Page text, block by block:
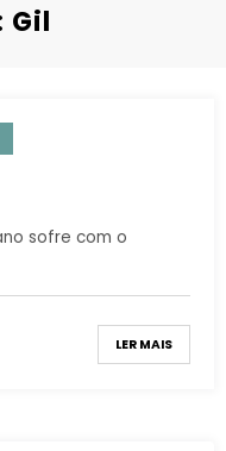
Gil
sofre com o
LER MAIS